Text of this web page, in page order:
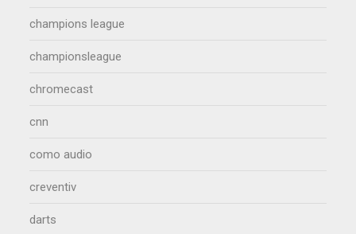
champions league
championsleague
chromecast
cnn
como audio
creventiv
darts